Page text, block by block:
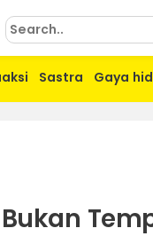
Sastra Gaya